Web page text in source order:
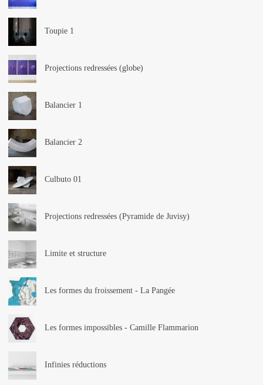
Toupie 1
Projections redressées (globe)
Balancier 1
Balancier 2
Culbuto 01
Projections redressées (Pyramide de Juvisy)
Limite et structure
Les formes du froissement - La Pangée
Les formes impossibles - Camille Flammarion
Infinies réductions